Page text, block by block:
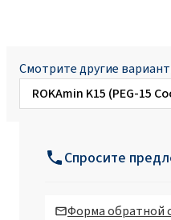
Смотрите другие
ROKAmin K15 (PEG-15
Спросите
Форма обратной